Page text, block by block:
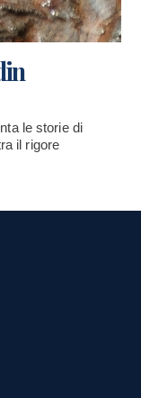
le storie di
il rigore